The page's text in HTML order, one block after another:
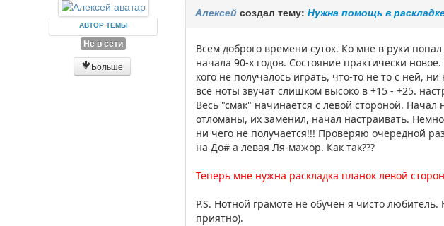
АВТОР ТЕМЫ
Не в сети
Больше
Алексей создал тему:Нужна помощь в
Всем доброго времени суток. Ко мне в руки
начала 90-х годов. Состояние практически
кого не получалось играть, что-то не то с ней,
все ноты звучат слишком высоко в +15 - +25.
Весь "смак" начинается с левой стороной. Начал
отломаны, их заменил, начал настраивать.
ни чего не получается!!! Проверяю очередной
на До# а левая Ля-мажор. Как так???
Теперь мне нужна раскладка планок левой
P.S. Нотной грамоте не обучен я чисто
приятно).